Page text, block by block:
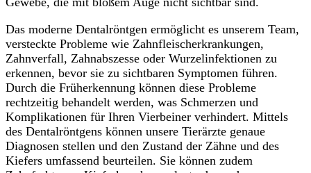
Das moderne Dentalröntgen ermöglicht es unserem Team,
versteckte Probleme wie Zahnfleischerkrankungen,
Zahnverfall, Zahnabszesse oder Wurzelinfektionen zu
erkennen, bevor sie zu sichtbaren Symptomen führen.
Durch die Früherkennung können diese Probleme
rechtzeitig behandelt werden, was Schmerzen und
Komplikationen für Ihren Vierbeiner verhindert. Mittels
des Dentalröntgens können unsere Tierärzte genaue
Diagnosen stellen und den Zustand der Zähne und des
Kiefers umfassend beurteilen. Sie können zudem